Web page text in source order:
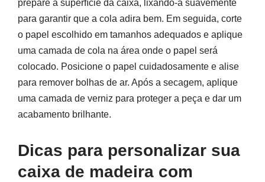
prepare a superfície da caixa, lixando-a suavemente
para garantir que a cola adira bem. Em seguida, corte
o papel escolhido em tamanhos adequados e aplique
uma camada de cola na área onde o papel será
colocado. Posicione o papel cuidadosamente e alise
para remover bolhas de ar. Após a secagem, aplique
uma camada de verniz para proteger a peça e dar um
acabamento brilhante.
Dicas para personalizar sua
caixa de madeira com